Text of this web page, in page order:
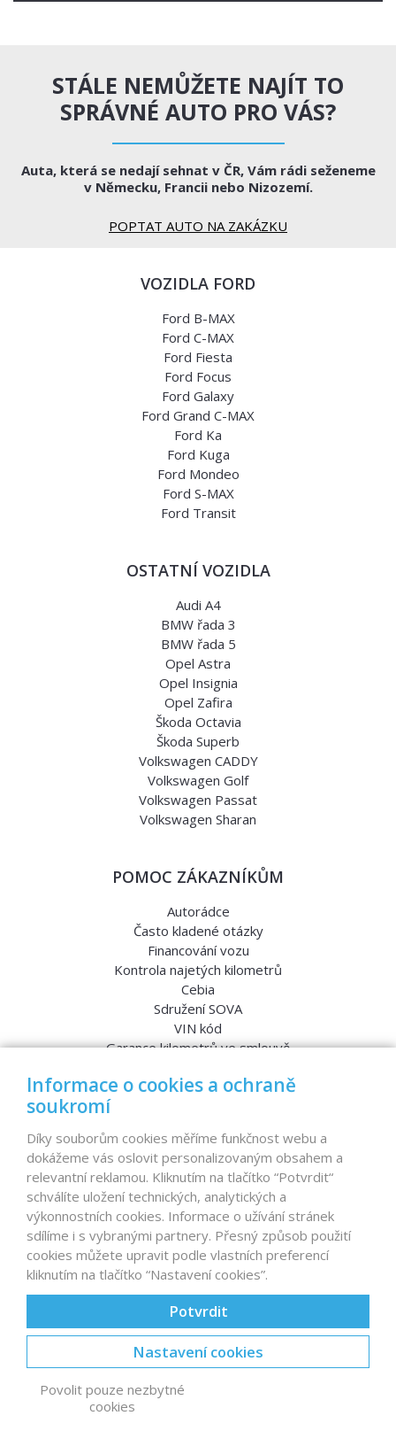
STÁLE NEMŮŽETE NAJÍT TO
SPRÁVNÉ AUTO PRO VÁS?
Auta, která se nedají sehnat v ČR, Vám rádi seženeme
v Německu, Francii nebo Nizozemí.
POPTAT AUTO NA ZAKÁZKU
VOZIDLA FORD
Ford B-MAX
Ford C-MAX
Ford Fiesta
Ford Focus
Ford Galaxy
Ford Grand C-MAX
Ford Ka
Ford Kuga
Ford Mondeo
Ford S-MAX
Ford Transit
OSTATNÍ VOZIDLA
Audi A4
BMW řada 3
BMW řada 5
Opel Astra
Opel Insignia
Opel Zafira
Škoda Octavia
Škoda Superb
Volkswagen CADDY
Volkswagen Golf
Volkswagen Passat
Volkswagen Sharan
POMOC ZÁKAZNÍKŮM
Autorádce
Často kladené otázky
Financování vozu
Kontrola najetých kilometrů
Cebia
Sdružení SOVA
VIN kód
Garance kilometrů ve smlouvě
Nabídka vozů
Reference
Dovoz aut na míru – pro koho je určen?
Garanční program
Prodat auto
Finance
Prodaná auta
Proč D1 CARS?
© 2026 D1 CARS s.r.o., autobazar
Meziříčí(u EXITu 146 D1)
Informace o cookies a ochraně
soukromí
Díky souborům cookies měříme funkčnost webu a
dokážeme vás oslovit personalizovaným obsahem a
relevantní reklamou. Kliknutím na tlačítko “Potvrdit“
schválíte uložení technických, analytických a
výkonnostních cookies. Informace o užívání stránek
sdílíme i s vybranými partnery. Přesný způsob použití
cookies můžete upravit podle vlastních preferencí
kliknutím na tlačítko “Nastavení cookies”.
Potvrdit
Nastavení cookies
Povolit pouze nezbytné
cookies